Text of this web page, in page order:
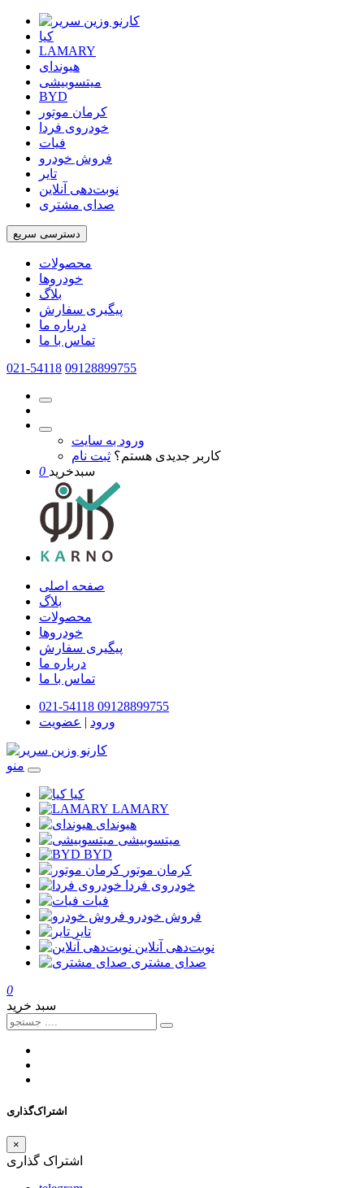
کیا
LAMARY
هیوندای
میتسوبیشی
BYD
کرمان موتور
خودروی فردا
فیات
فروش خودرو
تایر
نوبت‌دهی آنلاین
صدای مشتری
دسترسی سریع
محصولات
خودروها
بلاگ
پیگیری سفارش
درباره ما
تماس با ما
021-54118 09128899755
ورود به سایت
کاربر جدیدی هستم؟ ثبت نام
0 سبدخرید
صفحه اصلی
بلاگ
محصولات
خودروها
پیگیری سفارش
درباره ما
تماس با ما
021-54118 09128899755
ورود | عضویت
منو
کیا
LAMARY
هیوندای
میتسوبیشی
BYD
کرمان موتور
خودروی فردا
فیات
فروش خودرو
تایر
نوبت‌دهی آنلاین
صدای مشتری
0
سبد خرید
اشتراک‌گذاری
×
اشتراک گذاری